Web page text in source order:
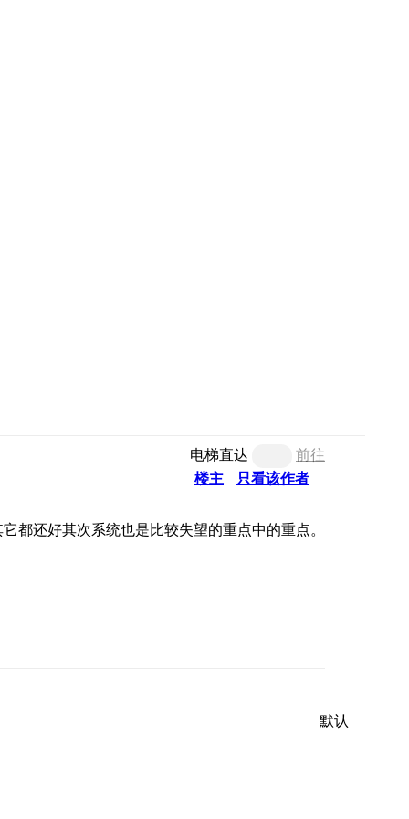
电梯直达
前往
楼主
只看该作者
都还好其次系统也是比较失望的重点中的重点。
默认